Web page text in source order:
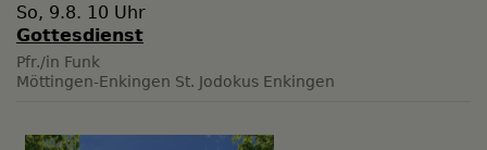
So, 9.8. 10 Uhr
Gottesdienst
Pfr./in Funk
Möttingen-Enkingen St. Jodokus Enkingen